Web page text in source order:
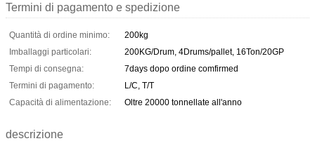
Termini di pagamento e spedizione
Quantità di ordine minimo:
200kg
Imballaggi particolari:
200KG/Drum, 4Drums/pallet, 16Ton/20GP
Tempi di consegna:
7days dopo ordine comfirmed
Termini di pagamento:
L/C, T/T
Capacità di alimentazione:
Oltre 20000 tonnellate all'anno
descrizione